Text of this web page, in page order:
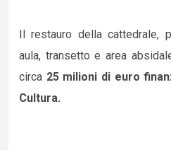
Il restauro della cattedrale,
aula, transetto e area
circa 25 milioni di euro
Cultura.